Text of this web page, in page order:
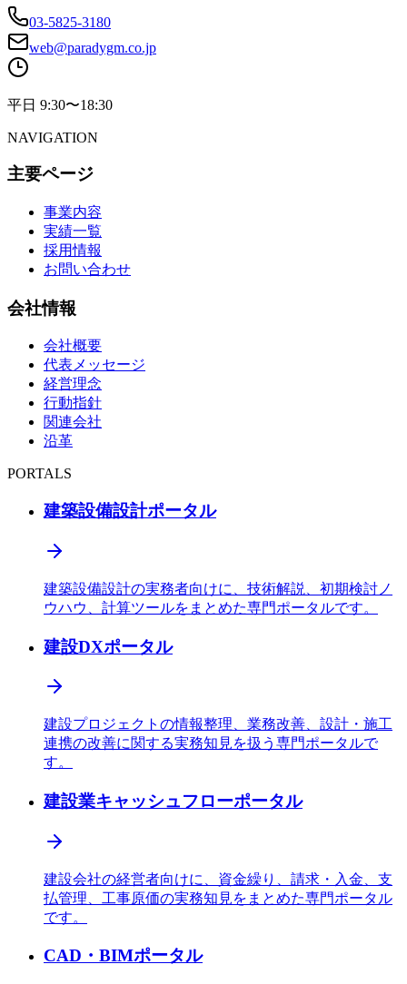
03-5825-3180
web@paradygm.co.jp
平日 9:30〜18:30
NAVIGATION
主要ページ
事業内容
実績一覧
採用情報
お問い合わせ
会社情報
会社概要
代表メッセージ
経営理念
行動指針
関連会社
沿革
PORTALS
建築設備設計ポータル
建築設備設計の実務者向けに、技術解説、初期検討ノ
ウハウ、計算ツールをまとめた専門ポータルです。
建設DXポータル
建設プロジェクトの情報整理、業務改善、設計・施工
連携の改善に関する実務知見を扱う専門ポータルで
す。
建設業キャッシュフローポータル
建設会社の経営者向けに、資金繰り、請求・入金、支
払管理、工事原価の実務知見をまとめた専門ポータル
です。
CAD・BIMポータル